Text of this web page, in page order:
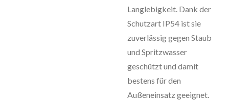
Langlebigkeit. Dank der
Schutzart IP54 ist sie
zuverlässig gegen Staub
und Spritzwasser
geschützt und damit
bestens für den
Außeneinsatz geeignet.